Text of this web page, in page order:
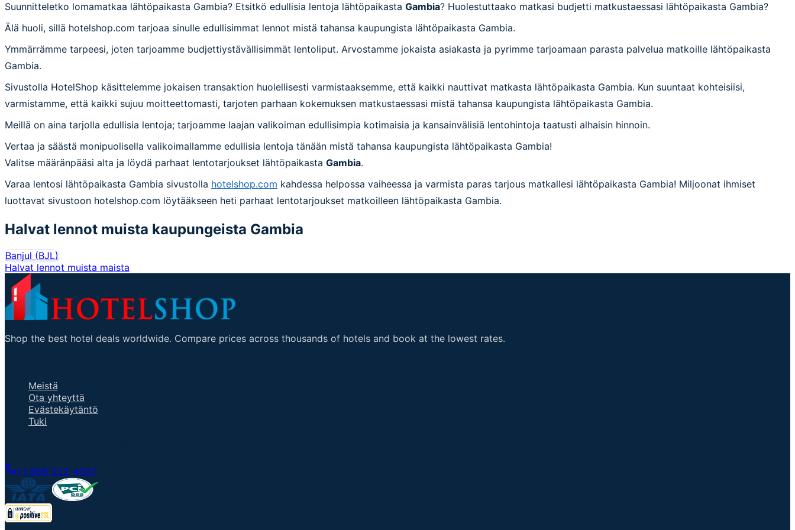
Suunnitteletko lomamatkaa lähtöpaikasta Gambia? Etsitkö edullisia lentoja lähtöpaikasta Gambia? Huolestuttaako matkasi budjetti matkustaessasi lähtöpaikasta Gambia?
Älä huoli, sillä hotelshop.com tarjoaa sinulle edullisimmat lennot mistä tahansa kaupungista lähtöpaikasta Gambia.
Ymmärrämme tarpeesi, joten tarjoamme budjettiystävällisimmät lentoliput. Arvostamme jokaista asiakasta ja pyrimme tarjoamaan parasta palvelua matkoille lähtöpaikasta
Gambia.
Sivustolla HotelShop käsittelemme jokaisen transaktion huolellisesti varmistaaksemme, että kaikki nauttivat matkasta lähtöpaikasta Gambia. Kun suuntaat kohteisiisi,
varmistamme, että kaikki sujuu moitteettomasti, tarjoten parhaan kokemuksen matkustaessasi mistä tahansa kaupungista lähtöpaikasta Gambia.
Meillä on aina tarjolla edullisia lentoja; tarjoamme laajan valikoiman edullisimpia kotimaisia ja kansainvälisiä lentohintoja taatusti alhaisin hinnoin.
Vertaa ja säästä monipuolisella valikoimallamme edullisia lentoja tänään mistä tahansa kaupungista lähtöpaikasta Gambia!
Valitse määränpääsi alta ja löydä parhaat lentotarjoukset lähtöpaikasta Gambia.
Varaa lentosi lähtöpaikasta Gambia sivustolla hotelshop.com kahdessa helpossa vaiheessa ja varmista paras tarjous matkallesi lähtöpaikasta Gambia! Miljoonat ihmiset
luottavat sivustoon hotelshop.com löytääkseen heti parhaat lentotarjoukset matkoilleen lähtöpaikasta Gambia.
Halvat lennot muista kaupungeista Gambia
Banjul (BJL)
Halvat lennot muista maista
Shop the best hotel deals worldwide. Compare prices across thousands of hotels and book at the lowest rates.
Meistä
Ota yhteyttä
Evästekäytäntö
Tuki
+1 858-222-4037